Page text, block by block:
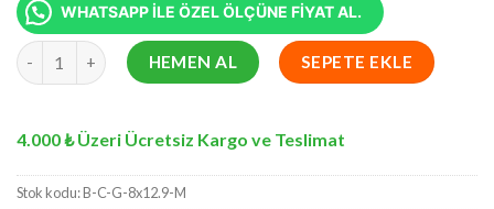
WHATSAPP İLE ÖZEL ÖLÇÜNE FİYAT AL.
8x12.9 Metre Battı Çıktı Gölgelik, Pergola Gölgelik Sunset
HEMEN AL SEPETE EKLE
4.000 ₺ Üzeri Ücretsiz Kargo ve Teslimat
Stok kodu:B-C-G-8x12.9-M